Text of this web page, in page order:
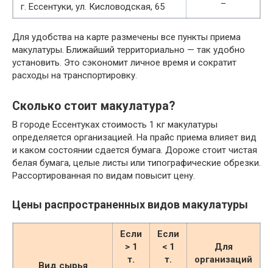
г. Ессентуки, ул. Кисловодская, 65
Для удобства на карте размечены все пункты приема
макулатуры. Ближайший территориально — так удобно
установить. Это сэкономит личное время и сократит
расходы на транспортировку.
Сколько стоит макулатура?
В городе Ессентуках стоимость 1 кг макулатуры
определяется организацией. На прайс приема влияет вид
и каком состоянии сдается бумага. Дороже стоит чистая
белая бумага, целые листы или типографические обрезки.
Рассортированная по видам повысит цену.
Цены распространенных видов макулатуры
Вид сырья
Если
> 1
т.
Если
< 1
т.
Для
организаций